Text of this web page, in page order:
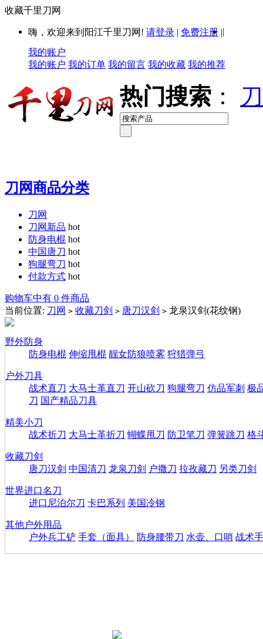
收藏千里刀网
嗨，欢迎来到阳江千里刀网! 请登录 | 免费注册 ||
我的账户
我的账户 我的订单 我的留言 我的收藏 我的推荐
热门搜索 ：
刀网商品分类
刀网
刀网新品 hot
防身电棍 hot
中国唐刀 hot
狗腿弯刀 hot
付款方式 hot
购物车中有 0 件商品
当前位置: 刀网 > 收藏刀剑 > 唐刀汉剑 > 龙泉汉剑(花纹钢)
野外防身
防身电棍 伸缩甩棍 靓女防狼喷雾 狩猎弹弓
户外刀具
战术直刀 大马士革直刀 开山砍刀 狗腿弯刀 仿品军刺 极
刀 国产精品刀具
精美小刀
战术折刀 大马士革折刀 蝴蝶甩刀 防卫笔刀 弹簧跳刀 格
收藏刀剑
唐刀汉剑 中国清刀 龙泉刀剑 户撒刀 拉孜藏刀 另类刀剑
世界进口名刀
进口尼泊尔刀 卡巴系列 美国冷钢
其他户外用品
户外兵工铲 手套（面具） 防身腰带刀 水壶、口哨 战术